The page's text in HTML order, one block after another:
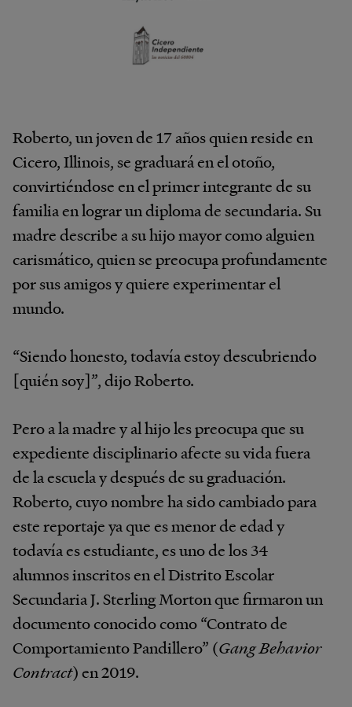
Roberto, un joven de 17 años quien reside en
Cicero, Illinois, se graduará en el otoño,
convirtiéndose en el primer integrante de su
familia en lograr un diploma de secundaria. Su
madre describe a su hijo mayor como alguien
carismático, quien se preocupa profundamente
por sus amigos y quiere experimentar el
mundo.
“Siendo honesto, todavía estoy descubriendo
[quién soy]”, dijo Roberto.
Pero a la madre y al hijo les preocupa que su
expediente disciplinario afecte su vida fuera
de la escuela y después de su graduación.
Roberto, cuyo nombre ha sido cambiado para
este reportaje ya que es menor de edad y
todavía es estudiante, es uno de los 34
alumnos inscritos en el Distrito Escolar
Secundaria J. Sterling Morton que firmaron un
documento conocido como “Contrato de
Comportamiento Pandillero” (Gang Behavior
Contract) en 2019.